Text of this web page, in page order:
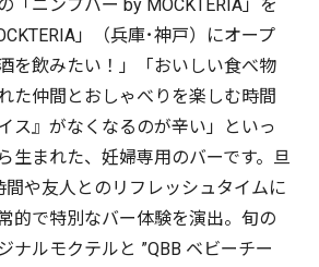
「ニンプバー by MOCKTERIA」を
」（兵庫･神戸）にオープ
を飲みたい！」「おいしい食べ物
た仲間とおしゃべりを楽しむ時間
ス』がなくなるのが辛い」といっ
生まれた、妊婦専用のバーです。旦
や友人とのリフレッシュタイムに
的で特別なバー体験を演出。旬の
ナルモクテルと ”QBB ベビーチー